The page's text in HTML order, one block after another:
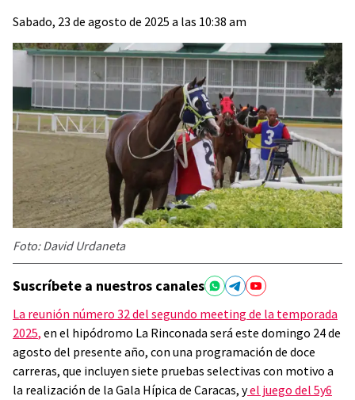
Sabado, 23 de agosto de 2025 a las 10:38 am
Foto: David Urdaneta
Suscríbete a nuestros canales
La reunión número 32 del segundo meeting de la temporada
2025, en el hipódromo La Rinconada será este domingo 24 de
agosto del presente año, con una programación de doce
carreras, que incluyen siete pruebas selectivas con motivo a
la realización de la Gala Hípica de Caracas, yel juego del 5y6